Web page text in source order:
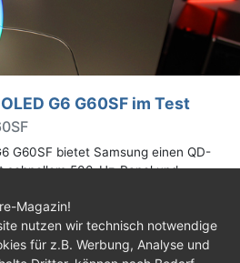
G6 G60SF im Test
G60SF bietet Samsung einen QD-
schnellem 500-Hz-Panel und
den 27 Zoll großen Monitor auf
Magazin!
nutzen wir technisch notwendige
für z.B. Werbung, Analyse und